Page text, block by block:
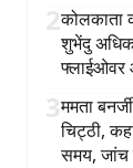
2कोलकाता
शुभेंदु
फ्लाईओवर
3ममता
चिट्ठी,
समय,